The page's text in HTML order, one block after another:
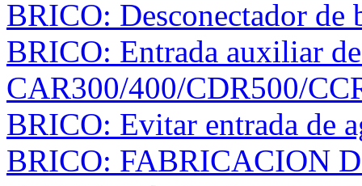
BRICO: Desconectador de
BRICO: Entrada auxiliar
CAR300/400/CDR500/
BRICO: Evitar entrada de
BRICO: FABRICACION